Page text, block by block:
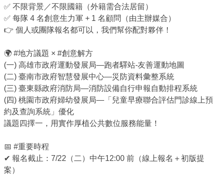
✅ 不限背景／不限國籍（外籍需合法居留）
✅ 每隊 4 名創意生力軍 + 1 名顧問（由主辦媒合）
👉 個人或團隊報名都可以，我們幫你配對夥伴！
🌍 #地方議題 × #創意解方
(一) 高雄市政府運動發展局—跑者驛站-友善運動地圖
(二) 臺南市政府智慧發展中心—災防資料彙整系統
(三) 臺東縣政府消防局—消防設備自行申報自動排程系統
(四) 桃園市政府婦幼發展局—「兒童早療聯合評估門診線上預
約及查詢系統」優化
議題四擇一，用實作厚植公共數位服務能量！
📅 #重要時程
✔ 報名截止：7/22（二）中午12:00 前（線上報名＋初版提
案）